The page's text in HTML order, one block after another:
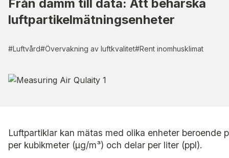
Från damm till data: Att behärska
luftpartikelmätningsenheter
#Luftvård#Övervakning av luftkvalitet#Rent inomhusklimat
Luftpartiklar kan mätas med olika enheter
per kubikmeter (µg/m³) och delar per liter (ppl).